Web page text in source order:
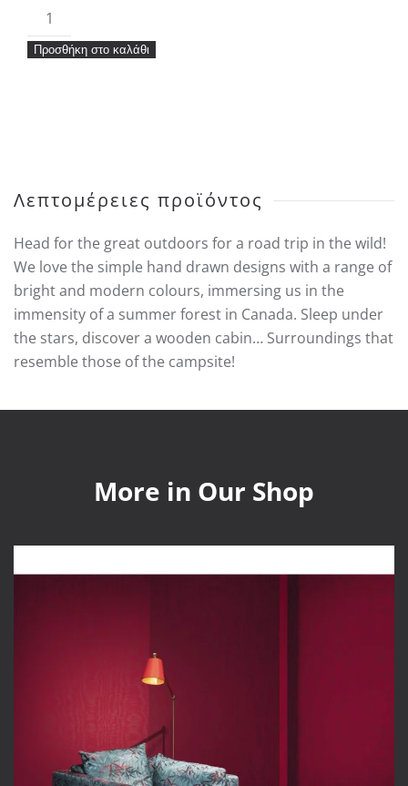
Ταπετσαρία
Caselio
Our
Προσθήκη στο καλάθι
Λεπτομέρειες προϊόντος
Head for the great outdoors for a road trip in the wild!
We love the simple hand drawn designs with a range of
bright and modern colours, immersing us in the
immensity of a summer forest in Canada. Sleep under
the stars, discover a wooden cabin… Surroundings that
resemble those of the campsite!
More in Our Shop